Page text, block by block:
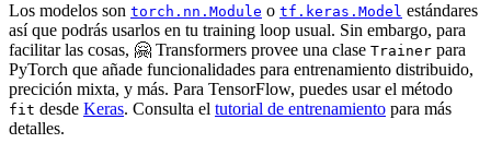
Los modelos son torch.nn.Module o tf.keras.Model estándares
así que podrás usarlos en tu training loop usual. Sin embargo, para
facilitar las cosas, 🤗 Transformers provee una clase Trainer para
PyTorch que añade funcionalidades para entrenamiento distribuido,
precición mixta, y más. Para TensorFlow, puedes usar el método
fit desde Keras. Consulta el tutorial de entrenamiento para más
detalles.